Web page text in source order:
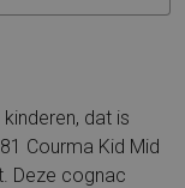
dat is
Courma Kid Mid
Deze cognac